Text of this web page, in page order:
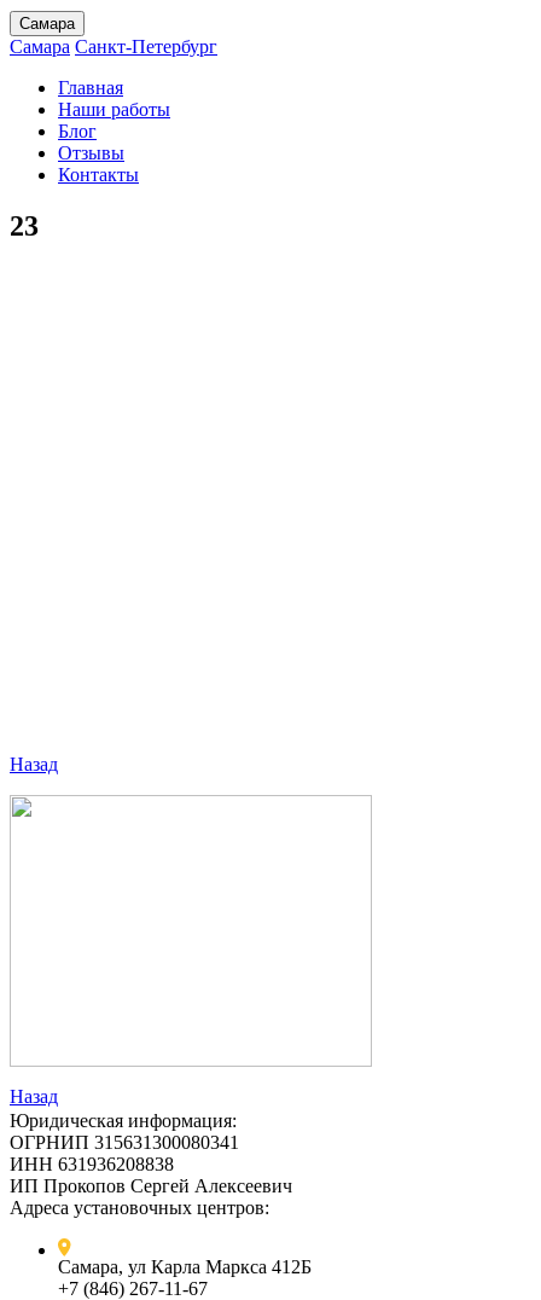
Самара
Самара Санкт-Петербург
Главная
Наши работы
Блог
Отзывы
Контакты
23
Назад
Назад
Юридическая информация:
ОГРНИП 315631300080341
ИНН 631936208838
ИП Прокопов Сергей Алексеевич
Адреса установочных центров:
Самара, ул Карла Маркса 412Б
+7 (846) 267-11-67